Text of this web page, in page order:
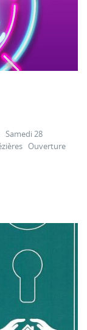
Samedi 28
Ouverture